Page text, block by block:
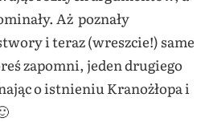
Aż poznały
i teraz (wreszcie!) same
zapomni, jeden drugiego
o istnieniu Kranożłopa i